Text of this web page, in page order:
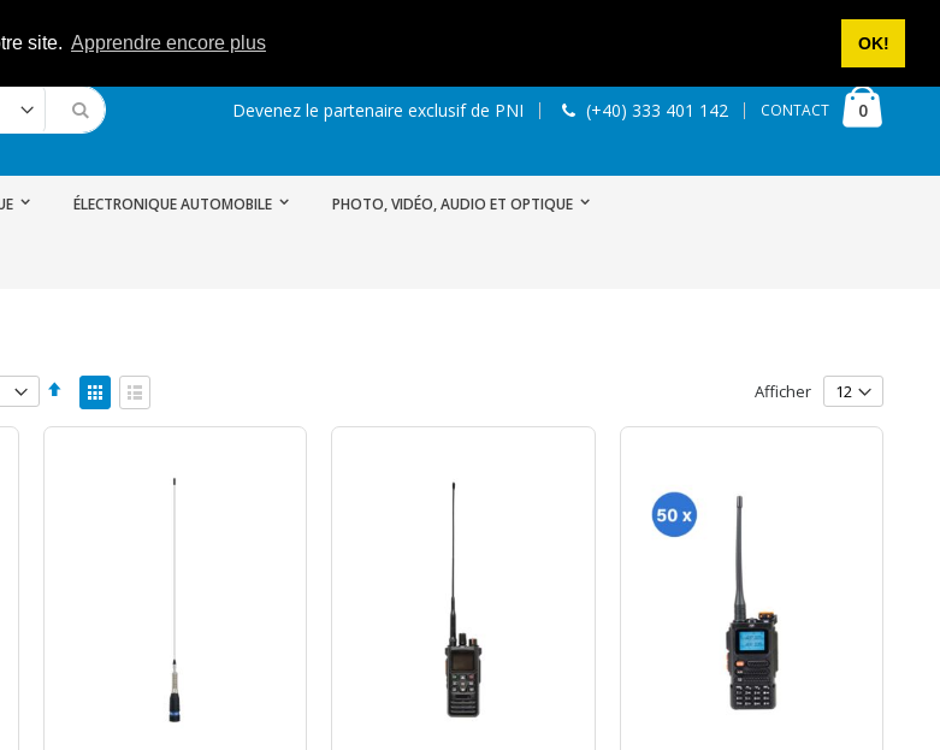
site. Apprendre encore plus OK!
CRÉER UN COMPTE
0articles
Devenez le partenaire exclusif de PNI (+40) 333 401 142 CONTACT
ÉLECTRONIQUE AUTOMOBILE PHOTO, VIDÉO, AUDIO ET OPTIQUE
Par
ordre
décroissant
Afficher
en
GrilleListe
Afficher